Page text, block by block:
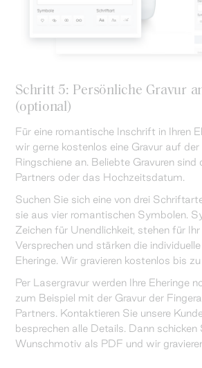
Schritt 5: Persönliche Gravur
(optional)
Für eine romantische Inschrift in Ihren
wir gerne kostenlos eine Gravur auf
Ringschiene an. Beliebte Gravuren sind
Partners oder das Hochzeitsdatum.
Suchen Sie sich eine von drei
sie aus vier romantischen Symbolen.
Zeichen für Unendlichkeit, stehen für
Versprechen und stärken die
Eheringe. Wir gravieren kostenlos bis
Per Lasergravur werden Ihre Eheringe
zum Beispiel mit der Gravur der
Partners. Kontaktieren Sie unsere
besprechen alle Details. Dann schicken
Wunschmotiv als PDF und wir